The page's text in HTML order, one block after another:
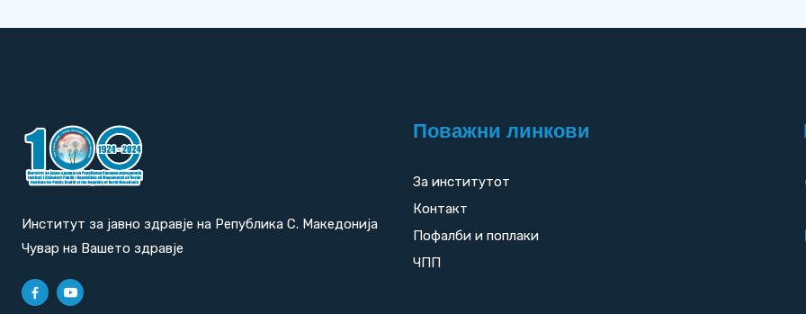
Институт за јавно здравје на Република С. Македонија
Чувар на Вашето здравје
Поважни линкови
За институтот
Контакт
Пофалби и поплаки
ЧПП